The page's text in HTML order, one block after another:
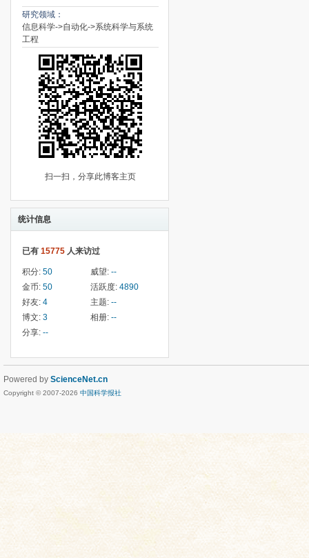
研究领域：
信息科学->自动化->系统科学与系统
工程
扫一扫，分享此博客主页
统计信息
已有 15775 人来访过
积分: 50 威望: --
金币: 50 活跃度: 4890
好友: 4 主题: --
博文: 3 相册: --
分享: --
Powered by ScienceNet.cn
Copyright © 2007-2026 中国科学报社